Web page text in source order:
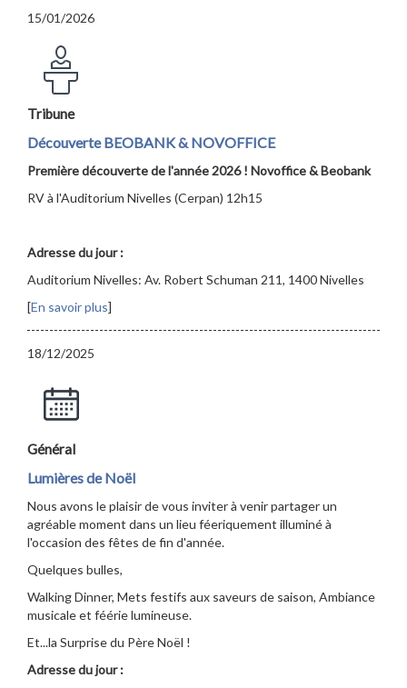
15/01/2026
Tribune
Découverte BEOBANK & NOVOFFICE
Première découverte de l'année 2026 ! Novoffice & Beobank
RV à l'Auditorium Nivelles (Cerpan) 12h15
Adresse du jour :
Auditorium Nivelles: Av. Robert Schuman 211, 1400 Nivelles
[En savoir plus]
18/12/2025
Général
Lumières de Noël
Nous avons le plaisir de vous inviter à venir partager un
agréable moment dans un lieu féeriquement illuminé à
l'occasion des fêtes de fin d'année.
Quelques bulles,
Walking Dinner, Mets festifs aux saveurs de saison, Ambiance
musicale et féérie lumineuse.
Et...la Surprise du Père Noël !
Adresse du jour :